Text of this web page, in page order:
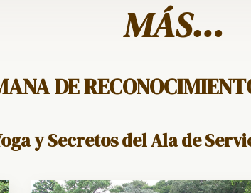
MÁS…
DE
y Secretos del Ala de